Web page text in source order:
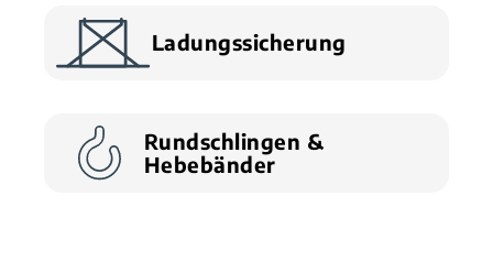
Ladungssicherung
Rundschlingen &
Hebebänder